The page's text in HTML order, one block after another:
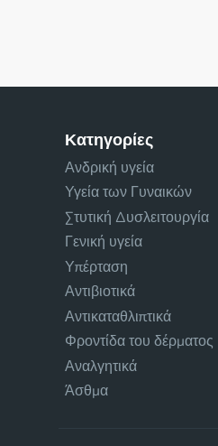
Κατηγορίες
Ανδρική υγεία
Υγεία των Γυναικών
Στυτική Δυσλειτουργία
Γενική υγεία
Υπέρταση
Αντιβιοτικά
Αντικαταθλιπτικά
Φροντίδα του δέρματος
Αναλγητικά
Άσθμα